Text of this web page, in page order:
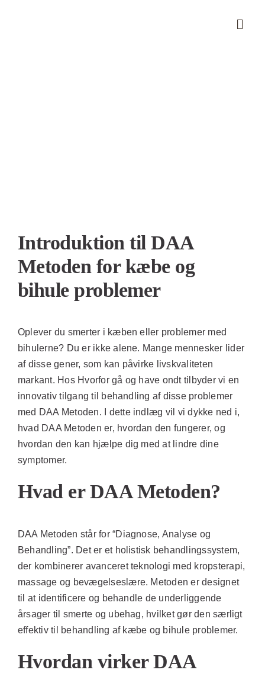
Introduktion til DAA
Metoden for kæbe og
bihule problemer
Oplever du smerter i kæben eller problemer med
bihulerne? Du er ikke alene. Mange mennesker lider
af disse gener, som kan påvirke livskvaliteten
markant. Hos Hvorfor gå og have ondt tilbyder vi en
innovativ tilgang til behandling af disse problemer
med DAA Metoden. I dette indlæg vil vi dykke ned i,
hvad DAA Metoden er, hvordan den fungerer, og
hvordan den kan hjælpe dig med at lindre dine
symptomer.
Hvad er DAA Metoden?
DAA Metoden står for “Diagnose, Analyse og
Behandling”. Det er et holistisk behandlingssystem,
der kombinerer avanceret teknologi med kropsterapi,
massage og bevægelseslære. Metoden er designet
til at identificere og behandle de underliggende
årsager til smerte og ubehag, hvilket gør den særligt
effektiv til behandling af kæbe og bihule problemer.
Hvordan virker DAA